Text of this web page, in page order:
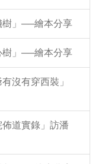
樹」──繪本分享
樹」──繪本分享
沒有穿西裝」
道實錄」訪潘